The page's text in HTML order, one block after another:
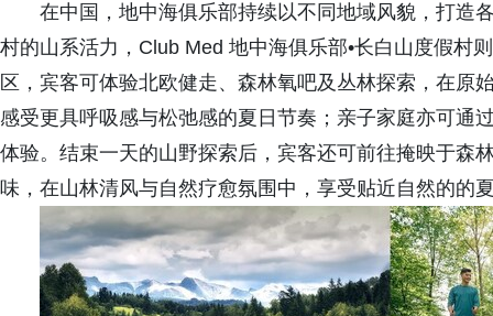
在中国，地中海俱乐部持续以不同地域风貌，打造
村的山系活力，Club Med 地中海俱乐部•长白山度假村
区，宾客可体验北欧健走、森林氧吧及丛林探索，在原
感受更具呼吸感与松弛感的夏日节奏；亲子家庭亦可通
体验。结束一天的山野探索后，宾客还可前往掩映于森
味，在山林清风与自然疗愈氛围中，享受贴近自然的的